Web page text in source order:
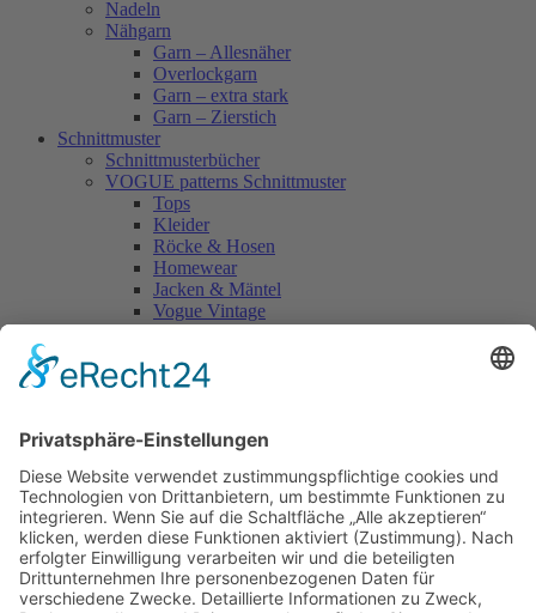
Nadeln
Nähgarn
Garn – Allesnäher
Overlockgarn
Garn – extra stark
Garn – Zierstich
Schnittmuster
Schnittmusterbücher
VOGUE patterns Schnittmuster
Tops
Kleider
Röcke & Hosen
Homewear
Jacken & Mäntel
Vogue Vintage
Accessoires
Kleider
Homewear
Jacken & Mäntel
Curvy
Herren
Kids
Burda Fantasy